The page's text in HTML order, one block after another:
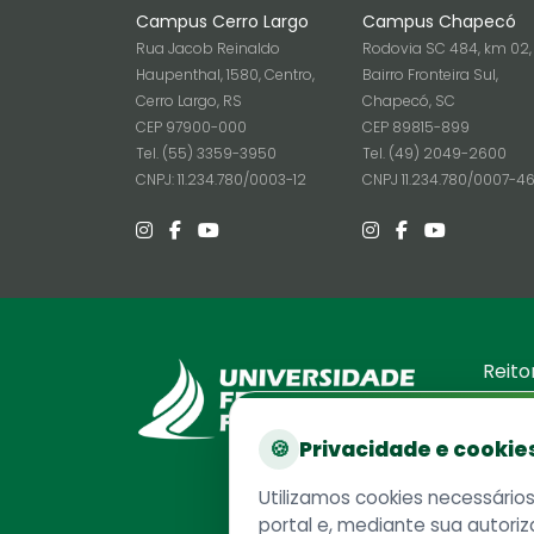
Campus Cerro Largo
Rua Jacob Reinaldo
Haupenthal, 1580, Centro,
Cerro Largo, RS
CEP 97900-000
Tel. (55) 3359-3950
CNPJ: 11.234.780/0003-12
Campus Chapecó
Rodovia SC 484, km 02,
Bairro Fronteira Sul,
Chapecó, SC
CEP 89815-899
Tel. (49) 2049-2600
CNPJ 11.234.780/0007-46
CEP
🍪 Privacidade e
Utilizamos cookies
portal e, mediante sua